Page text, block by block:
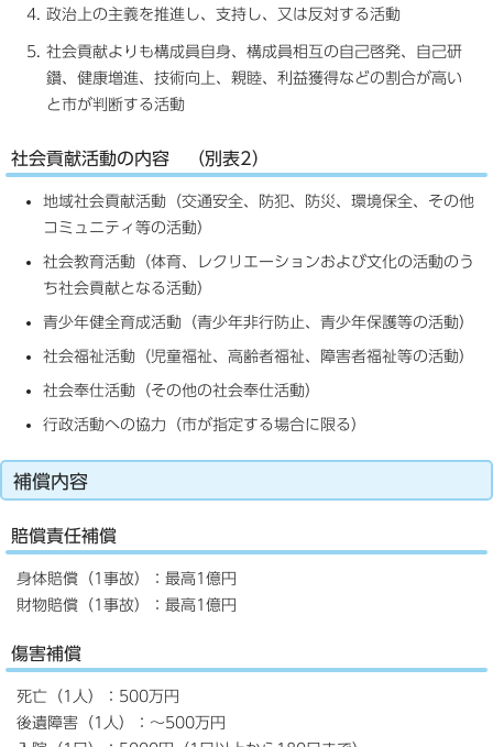
政治上の主義を推進し、支持し、又は反対する活動
社会貢献よりも構成員自身、構成員相互の自己啓発、自己研
鑽、健康増進、技術向上、親睦、利益獲得などの割合が高い
と市が判断する活動
社会貢献活動の内容 （別表2）
地域社会貢献活動（交通安全、防犯、防災、環境保全、その他
コミュニティ等の活動）
社会教育活動（体育、レクリエーションおよび文化の活動のう
ち社会貢献となる活動）
青少年健全育成活動（青少年非行防止、青少年保護等の活動）
社会福祉活動（児童福祉、高齢者福祉、障害者福祉等の活動）
社会奉仕活動（その他の社会奉仕活動）
行政活動への協力（市が指定する場合に限る）
補償内容
賠償責任補償
身体賠償（1事故）：最高1億円
財物賠償（1事故）：最高1億円
傷害補償
死亡（1人）：500万円
後遺障害（1人）：～500万円